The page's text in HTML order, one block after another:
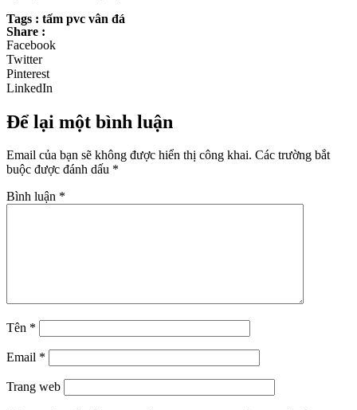
Tags : tấm pvc vân đá
Share :
Facebook
Twitter
Pinterest
LinkedIn
Để lại một bình luận
Email của bạn sẽ không được hiển thị công khai. Các trường bắt
buộc được đánh dấu *
Bình luận *
Tên *
Email *
Trang web